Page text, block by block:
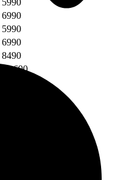
6990
5990
6990
8490
от 690